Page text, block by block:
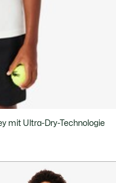
mit Ultra-Dry-Technologie